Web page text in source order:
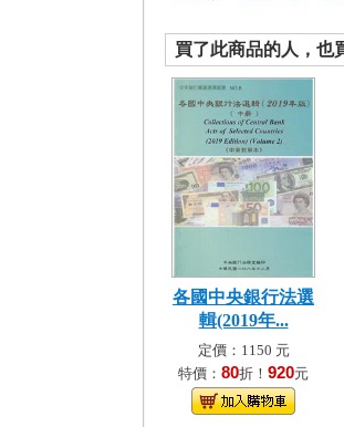
買了此商品的人，也
各國中央銀行法選
輯(2019年...
定價：1150 元
特價： 80折！ 920元